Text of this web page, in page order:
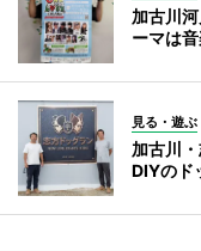
加古川
ーマは
見る・遊ぶ
加古川
DIYのド